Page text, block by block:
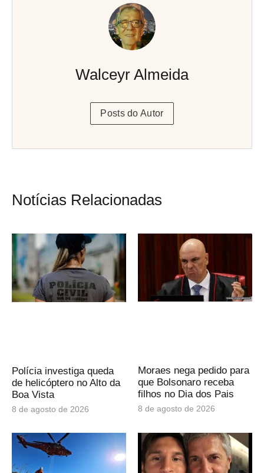
Walceyr Almeida
Posts do Autor
Notícias Relacionadas
Polícia investiga queda
de helicóptero no Alto da
Boa Vista
8 de agosto de 2026
Moraes nega pedido para
que Bolsonaro receba
filhos no Dia dos Pais
8 de agosto de 2026